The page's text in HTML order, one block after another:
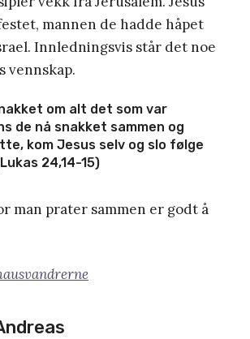
mannen de hadde håpet
Innledningsvis står det noe
vennskap.
om alt det som var
de nå snakket sammen og
kom Jesus selv og slo følge
24,14-15)
man prater sammen er godt å